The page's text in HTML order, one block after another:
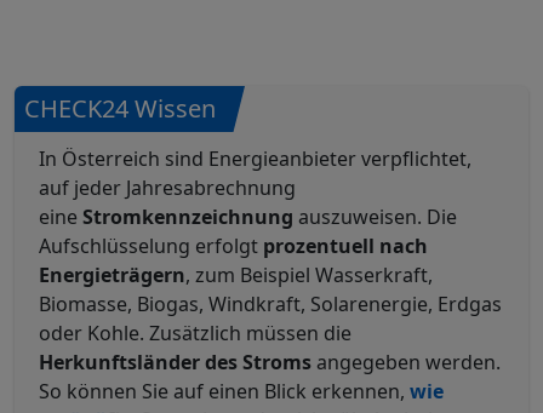
CHECK24 Wissen
In Österreich sind Energieanbieter verpflichtet,
auf jeder Jahresabrechnung
eine Stromkennzeichnung auszuweisen. Die
Aufschlüsselung erfolgt prozentuell nach
Energieträgern, zum Beispiel Wasserkraft,
Biomasse, Biogas, Windkraft, Solarenergie, Erdgas
oder Kohle. Zusätzlich müssen die
Herkunftsländer des Stroms angegeben werden.
So können Sie auf einen Blick erkennen, wie